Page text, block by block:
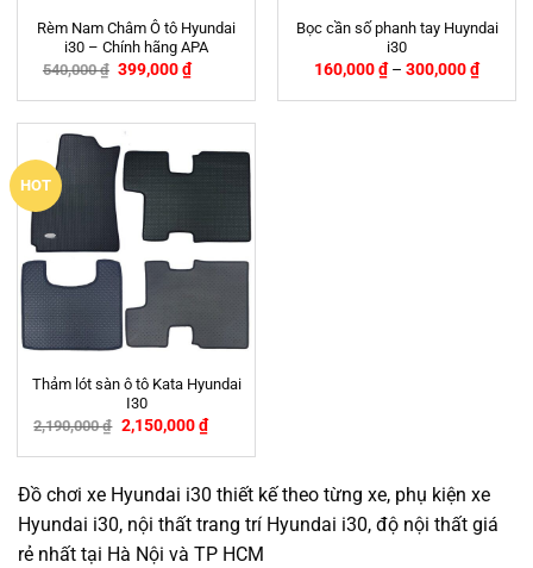
Rèm Nam Châm Ô tô Hyundai
i30 – Chính hãng APA
540,000₫ 399,000₫
Bọc cần số phanh tay Huyndai
i30
160,000₫ – 300,000₫
HOT
Thảm lót sàn ô tô Kata Hyundai
I30
2,190,000₫ 2,150,000₫
Đồ chơi xe Hyundai i30 thiết kế theo từng xe, phụ kiện xe
Hyundai i30, nội thất trang trí Hyundai i30, độ nội thất giá
rẻ nhất tại Hà Nội và TP HCM